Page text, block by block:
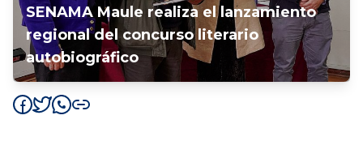
SENAMA Maule realiza el lanzamiento
regional del concurso literario
autobiográfico